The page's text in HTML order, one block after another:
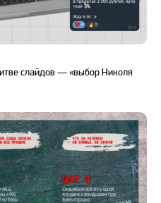
слайдов — «выбор Николя